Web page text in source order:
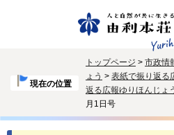
現在の位置
トップページ > 市政情
ょう > 表紙で振り返る
返る広報ゆりほんじ
月1日号